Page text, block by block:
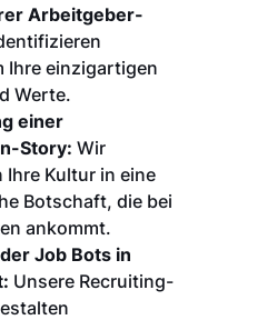
Arbeitgeber-
Ihre einzigartigen
Werte.
einer
Story: Wir
Ihre Kultur in eine
Botschaft, die bei
ankommt.
Job Bots in
Unsere Recruiting-